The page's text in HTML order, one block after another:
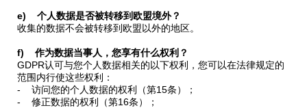
e) 个人数据是否被转移到欧盟境外？
收集的数据不会被转移到欧盟以外的地区。
f) 作为数据当事人，您享有什么权利？
GDPR认可与您个人数据相关的以下权利，您可以在法律规定的
范围内行使这些权利：
- 访问您的个人数据的权利（第15条）；
- 修正数据的权利（第16条）；